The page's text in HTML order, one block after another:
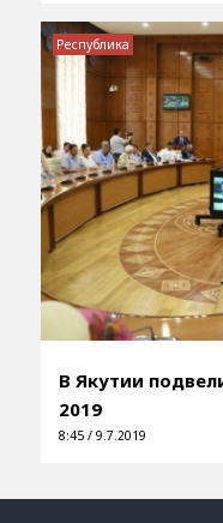
В Якутии
2019
8:45 / 9.7.2019
Республика